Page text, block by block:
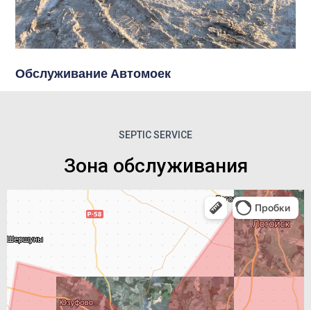
Обслуживание Автомоек
SEPTIC SERVICE
Зона обслуживания